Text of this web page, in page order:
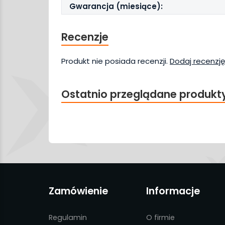
Gwarancja (miesiące):
Recenzje
Produkt nie posiada recenzji. Dodaj recenzję
Ostatnio przeglądane
Zamówienie
Regulamin
Informacje
O firmie